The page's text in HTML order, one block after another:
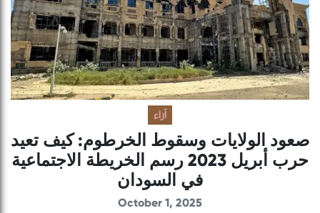
آراء
صعود الولايات وسقوط الخرطوم: كيف تعيد
حرب أبريل 2023 رسم الخريطة الاجتماعية
في السودان
October 1, 2025